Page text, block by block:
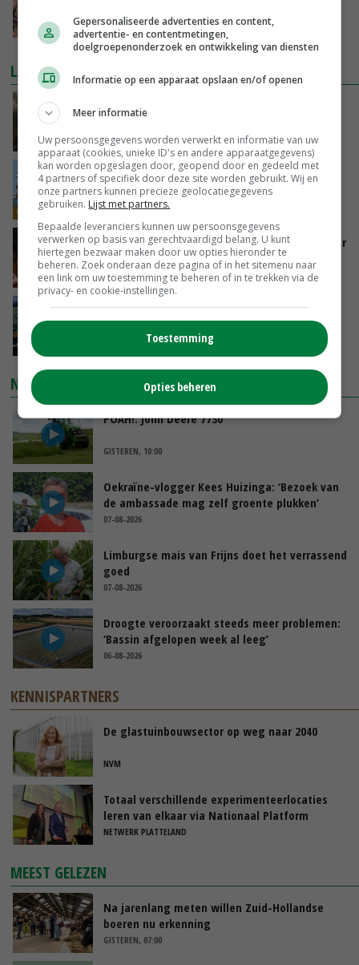
08-05-2025
LAATSTE NIEUWS
‘Samenwerking A-ware en Amalthea gaat
GISTEREN, 16:01
Internationale vraag naar geitenzuivel blijft
groot: Nederland in Europese top
GISTEREN, 15:33
Vlaamse varkensstapel krimpt, pluimveesector
groeit door schaalvergroting
GISTEREN, 15:20
‘Cijfer jezelf niet weg en doe vooral ook waar
GISTEREN, 13:31
NIEUWSTE VIDEO'S
POAH!: John Deere 7730
GISTEREN, 10:00
Oekraïne-vlogger Kees Huizinga: ‘Bezoek van
de ambassade mag zelf groente plukken’
07-08-2026
Limburgse mais van Frijns doet het verrassend
goed
07-08-2026
Droogte veroorzaakt steeds meer problemen:
‘Bassin afgelopen week al leeg’
06-08-2026
KENNISPARTNERS
De glastuinbouwsector op weg naar 2040
NVM
Totaal verschillende experimenteerlocaties
leren van elkaar via Nationaal Platform
NETWERK PLATTELAND
MEEST GELEZEN
Na jarenlang meten willen Zuid-Hollandse
boeren nu erkenning
GISTEREN, 07:00
Gepersonaliseerde advertenties en content,
advertentie- en contentmetingen,
doelgroepenonderzoek en ontwikkeling van diensten
Informatie op een apparaat opslaan en/of openen
Meer informatie
Uw persoonsgegevens worden verwerkt en informatie van uw
apparaat (cookies, unieke ID's en andere apparaatgegevens)
kan worden opgeslagen door, geopend door en gedeeld met
4 partners of specifiek door deze site worden gebruikt. Wij en
onze partners kunnen precieze geolocatiegegevens
gebruiken. Lijst met partners.
Bepaalde leveranciers kunnen uw persoonsgegevens
verwerken op basis van gerechtvaardigd belang. U kunt
hiertegen bezwaar maken door uw opties hieronder te
beheren. Zoek onderaan deze pagina of in het sitemenu naar
een link om uw toestemming te beheren of in te trekken via de
privacy- en cookie-instellingen.
Toestemming
Opties beheren